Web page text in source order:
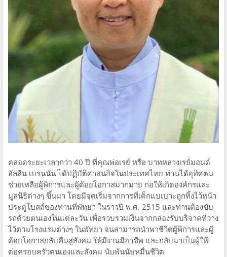
ตลอดระยะเวลากว่า 40 ปี ที่คุณพ่อเรย์ หรือ บาทหลวงเรย์มอนด์
อัลลีน เบรนนัน ได้ปฏิบัติศาสนกิจในประเทศไทย ท่านได้อุทิศตน
ช่วยเหลือผู้พิการและผู้ด้อยโอกาสมากมาย ก่อให้เกิดองค์กรและ
มูลนิธิต่างๆ ขึ้นมา โดยมีจุดเริ่มจากการที่เด็กแบเบาะถูกทิ้งไว้หน้า
ประตูโบสถ์ของท่านที่พัทยา ในราวปี พ.ศ. 2515 และท่านต้องขับ
รถด้วยตนเองในแต่ละวัน เพื่อรวบรวมเงินจากกล่องรับบริจาคที่วาง
ไว้ตามโรงแรมต่างๆ ในพัทยา จนสามารถนำพาชีวิตผู้พิการและผู้
ด้อยโอกาสกลับคืนสู่สังคม ให้มีงานมีอาชีพ และกลับมาเป็นผู้ให้
ต่อครอบครัวตนเองและสังคม นับพันนับหมื่นชีวิต